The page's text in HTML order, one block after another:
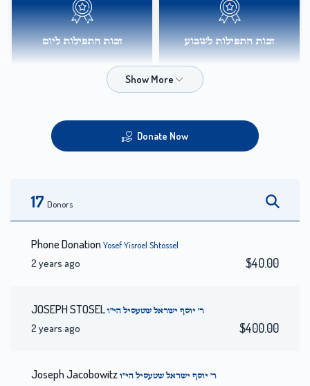
זכות התפילות לשבוע זכות התפילות ליום
Donate Now
17 Donors
Phone DonationYosef Yisroel Shtossel
2 years ago $40.00
JOSEPH STOSEL ר' יוסף ישראל שטעסיל הי"ו
2 years ago $400.00
Joseph Jacobowitz ר' יוסף ישראל שטעסיל הי"ו